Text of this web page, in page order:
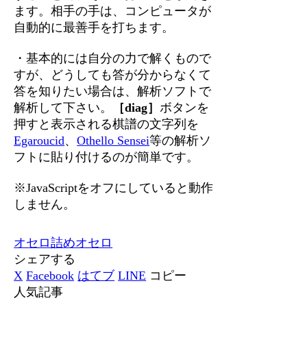
ます。相手の手は、コンピュータが
自動的に最善手を打ちます。
・基本的には自分の力で解くもので
すが、どうしても答が分からなくて
答を知りたい場合は、解析ソフトで
解析して下さい。
［diag］ ボタンを
押すと表示される棋譜の文字列を
Egaroucid、Othello Sensei等の解析ソ
フトに貼り付けるのが簡単です。
※JavaScriptをオフにしていると動作
しません。
オセロ詰めオセロ
シェアする
X Facebook はてブ LINE コピー
人気記事